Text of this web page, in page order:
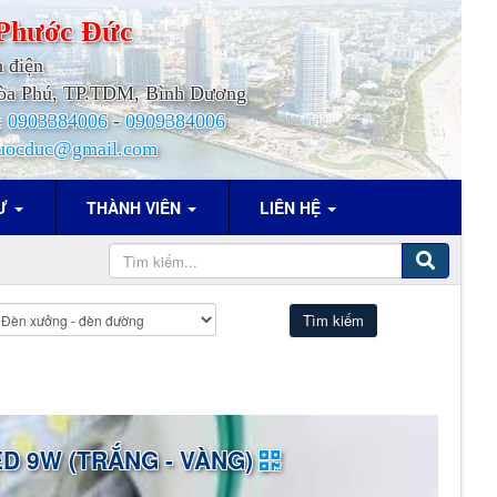
Đức
điện
Phú, TP.TDM, Bình Dương
0903384006-0909384006
THÀNH VIÊN LIÊN HỆ
9W (TRẮNG - VÀNG)